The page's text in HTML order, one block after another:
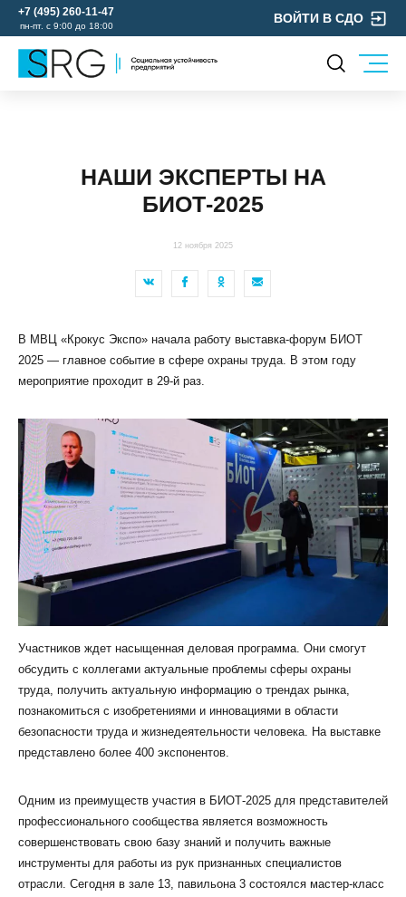
+7 (495) 260-11-47
пн-пт. с 9:00 до 18:00
ВОЙТИ В СДО
Карьера
УЧЕБНЫЙ ЦЕНТР
ЭКОЛОГИЯ
КЛИЕНТСКИЙ СЕРВИС
ПОЛИТИКА КОНФИДЕНЦИАЛЬНОСТИ
УСЛОВИЯ ИСПОЛЬЗОВАНИЯ ФАЙЛОВ COOKIE
ПОЛЬЗОВАТЕЛЬСКОЕ СОГЛАШЕНИЕ
НАШИ ЭКСПЕРТЫ НА
БИОТ-2025
12 ноября 2025
В МВЦ «Крокус Экспо» начала работу выставка-форум БИОТ
2025 — главное событие в сфере охраны труда. В этом году
мероприятие проходит в 29-й раз.
Участников ждет насыщенная деловая программа. Они смогут
обсудить с коллегами актуальные проблемы сферы охраны
труда, получить актуальную информацию о трендах рынка,
познакомиться с изобретениями и инновациями в области
безопасности труда и жизнедеятельности человека. На выставке
представлено более 400 экспонентов.
Одним из преимуществ участия в БИОТ-2025 для представителей
профессионального сообщества является возможность
совершенствовать свою базу знаний и получить важные
инструменты для работы из рук признанных специалистов
отрасли. Сегодня в зале 13, павильона 3 состоялся мастер-класс